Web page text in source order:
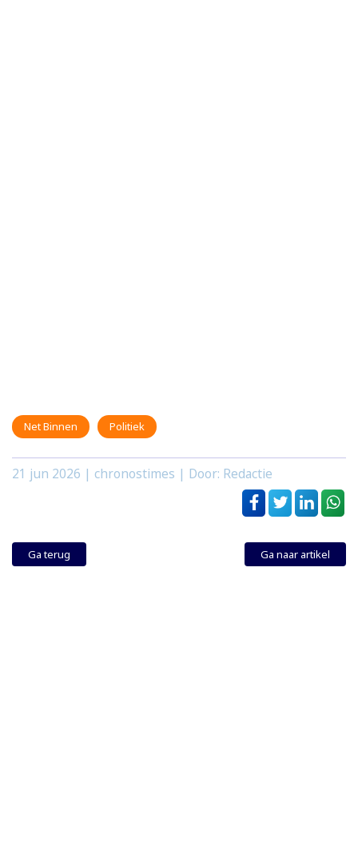
Net Binnen Politiek
21 jun 2026 | chronostimes | Door: Redactie
Ga terug Ga naar artikel